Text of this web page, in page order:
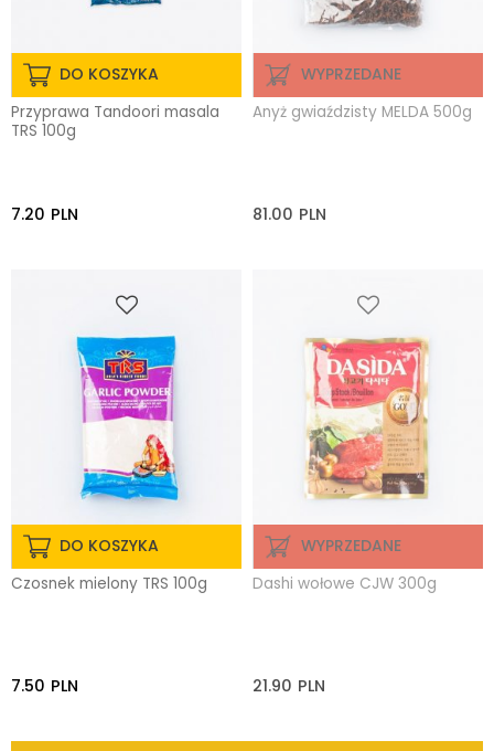
DO KOSZYKA
Przyprawa Tandoori masala
TRS 100g
7.20 PLN
WYPRZEDANE
Anyż gwiaździsty MELDA 500g
81.00 PLN
DO KOSZYKA
Czosnek mielony TRS 100g
7.50 PLN
WYPRZEDANE
Dashi wołowe CJW 300g
21.90 PLN